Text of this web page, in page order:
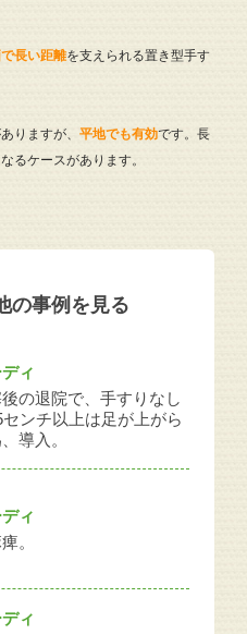
長い距離を支えられる置き型手す
りますが、 平地でも有効です。長
るケースがあります。
の事例を見る
ィ
の退院で、手すりなし
センチ以上は足が上がら
導入。
ィ
。
ィ